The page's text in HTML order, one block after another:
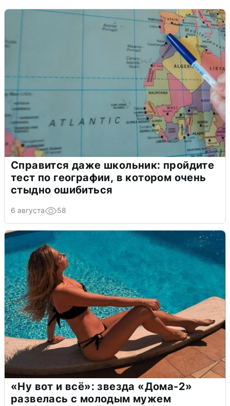
Справится даже школьник: пройдите
тест по географии, в котором очень
стыдно ошибиться
6 августа 58
«Ну вот и всё»: звезда «Дома-2»
развелась с молодым мужем